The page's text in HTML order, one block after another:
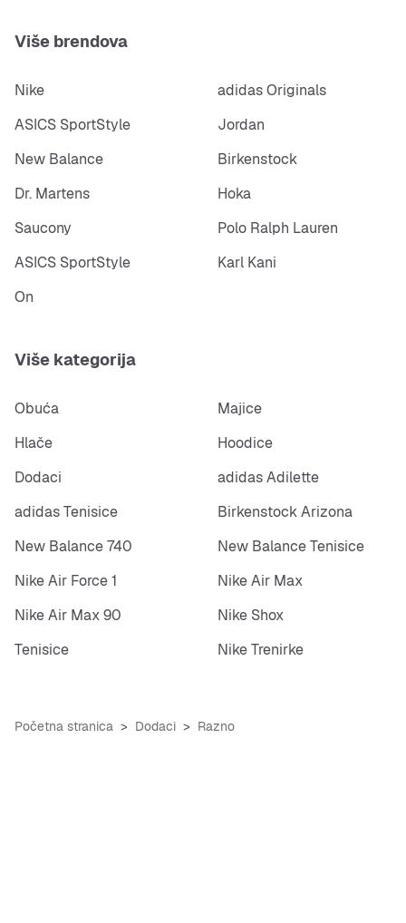
Više brendova
Nike
adidas Originals
ASICS SportStyle
Jordan
New Balance
Birkenstock
Dr. Martens
Hoka
Saucony
Polo Ralph Lauren
ASICS SportStyle
Karl Kani
On
Više kategorija
Obuća
Majice
Hlače
Hoodice
Dodaci
adidas Adilette
adidas Tenisice
Birkenstock Arizona
New Balance 740
New Balance Tenisice
Nike Air Force 1
Nike Air Max
Nike Air Max 90
Nike Shox
Tenisice
Nike Trenirke
Početna stranica Dodaci Razno